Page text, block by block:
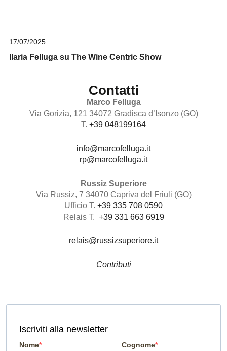
17/07/2025
Ilaria Felluga su The Wine Centric Show
Contatti
Marco Felluga
Via Gorizia, 121 34072 Gradisca d’Isonzo (GO)
T. +39 048199164
info@marcofelluga.it
rp@marcofelluga.it
Russiz Superiore
Via Russiz, 7 34070 Capriva del Friuli (GO)
Ufficio T. +39 335 708 0590
Relais T. +39 331 663 6919
relais@russizsuperiore.it
Contributi
Iscriviti alla newsletter
Nome Cognome